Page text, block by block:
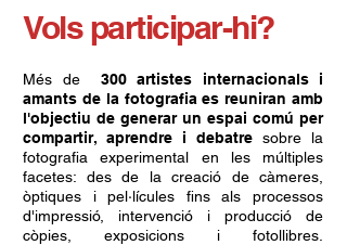
Vols participar-hi?
Més de
300 artistes internacionals i
amants de la fotografia es reuniran amb
l'objectiu de generar un espai comú per
compartir, aprendre i debatre sobre la
fotografia experimental en les múltiples
facetes: des de la creació de càmeres,
òptiques i pel·lícules fins als processos
d'impressió, intervenció i producció de
còpies, exposicions i fotollibres.